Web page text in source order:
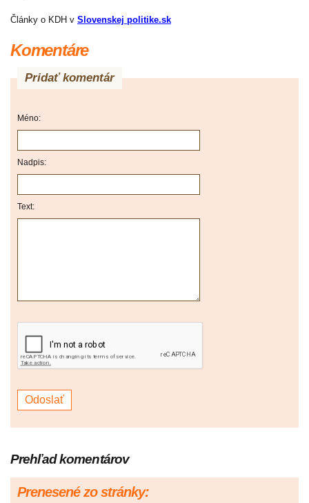
Články o KDH v Slovenskej politike.sk
Komentáre
Pridať komentár
Méno:
Nadpis:
Text:
Prehľad komentárov
Prenesené zo stránky: